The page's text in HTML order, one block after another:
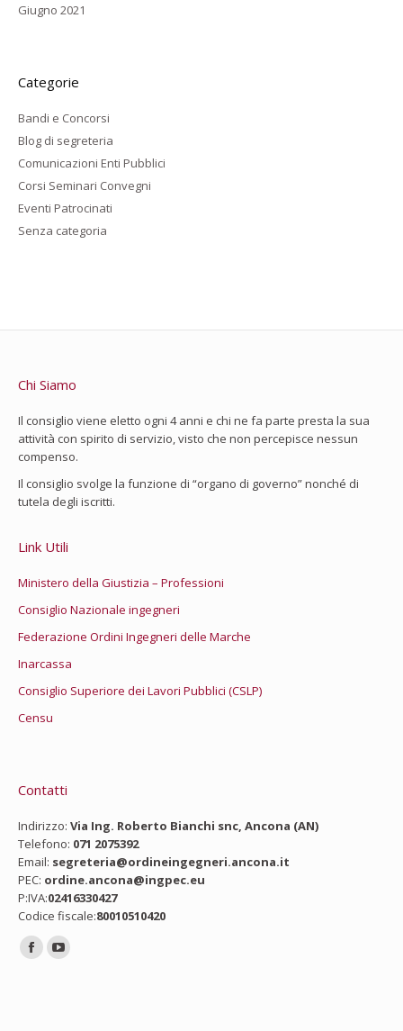
Giugno 2021
Categorie
Bandi e Concorsi
Blog di segreteria
Comunicazioni Enti Pubblici
Corsi Seminari Convegni
Eventi Patrocinati
Senza categoria
Chi Siamo
Il consiglio viene eletto ogni 4 anni e chi ne fa parte presta la sua
attività con spirito di servizio, visto che non percepisce nessun
compenso.
Il consiglio svolge la funzione di “organo di governo” nonché di
tutela degli iscritti.
Link Utili
Ministero della Giustizia – Professioni
Consiglio Nazionale ingegneri
Federazione Ordini Ingegneri delle Marche
Inarcassa
Consiglio Superiore dei Lavori Pubblici (CSLP)
Censu
Contatti
Indirizzo: Via Ing. Roberto Bianchi snc, Ancona (AN)
Telefono: 071 2075392
Email: segreteria@ordineingegneri.ancona.it
PEC: ordine.ancona@ingpec.eu
P:IVA:02416330427
Codice fiscale:80010510420
Ci puoi trovare su:
FacebookYouTube